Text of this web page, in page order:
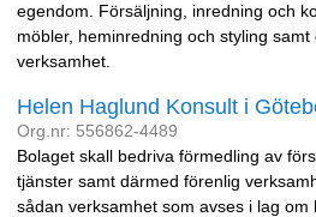
egendom. Försäljning, inredning och
möbler, heminredning och styling
verksamhet.
Helen Haglund Konsult i
Org.nr: 556862-4489
Bolaget skall bedriva förmedling av
tjänster samt därmed förenlig
sådan verksamhet som avses i lag om